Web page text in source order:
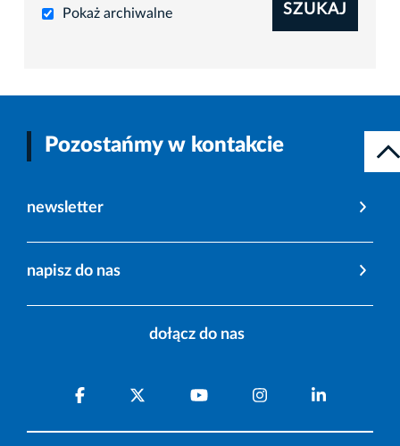
Pokaż archiwalne SZUKAJ
Pozostańmy w kontakcie
newsletter
napisz do nas
dołącz do nas